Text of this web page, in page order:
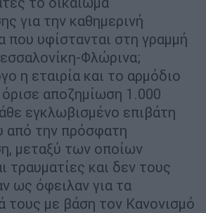
για την καθημερινή
που υφίστανται στη γραμμή
Φλώρινα;
η εταιρία και το αρμόδιο
αποζημίωση 1.000
εγκλωβισμένο επιβάτη
από την πρόσφατη
μεταξύ των οποίων
τραυματίες και δεν τους
ως όφειλαν για τα
τους με βάση τον Κανονισμό